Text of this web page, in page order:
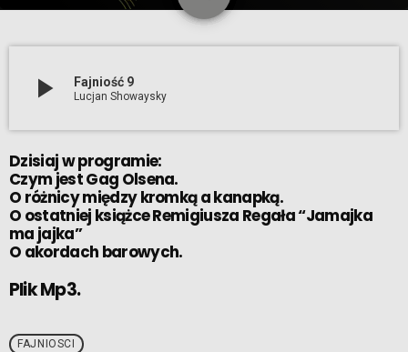
play_arrow Fajniość 9
Lucjan Showaysky
Dzisiaj w programie:
Czym jest Gag Olsena.
O różnicy między kromką a kanapką.
O ostatniej książce Remigiusza Regała “Jamajka
ma jajka”
O akordach barowych.
Plik Mp3.
FAJNIOSCI